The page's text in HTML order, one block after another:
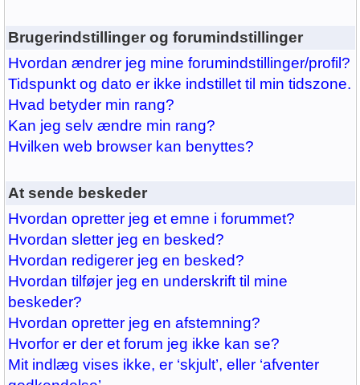
Brugerindstillinger og forumindstillinger
Hvordan ændrer jeg mine forumindstillinger/profil?
Tidspunkt og dato er ikke indstillet til min tidszone.
Hvad betyder min rang?
Kan jeg selv ændre min rang?
Hvilken web browser kan benyttes?
At sende beskeder
Hvordan opretter jeg et emne i forummet?
Hvordan sletter jeg en besked?
Hvordan redigerer jeg en besked?
Hvordan tilføjer jeg en underskrift til mine
beskeder?
Hvordan opretter jeg en afstemning?
Hvorfor er der et forum jeg ikke kan se?
Mit indlæg vises ikke, er ‘skjult’, eller ‘afventer